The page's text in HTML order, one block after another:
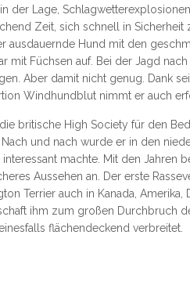
der Lage,
Zeit, sich schnell in
ausdauernde Hund mit den
mit Füchsen auf. Bei der Jagd
Aber damit nicht genug. Dank
Windhundblut nimmt er auch
britische High Society für den
und nach wurde er in den
machte. Mit den Jahren
Aussehen an. Der erste
Terrier auch in Kanada,
ihm zum großen Durchbruch
flächendeckend verbreitet.